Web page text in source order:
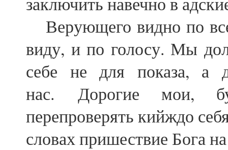
Верующего видно по
виду, и по голосу. Мы
себе не для показа, а
нас. Дорогие мои,
перепроверять кийждо
словах пришествие Бога